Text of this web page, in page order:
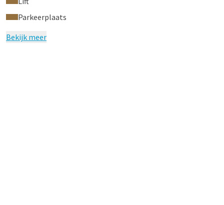
Parkeerplaats
Bekijk meer